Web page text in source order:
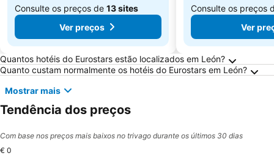
Consulte os preços de 13 sites
Ver preços
Consulte os preços
Ver
Perguntas Frequentes sobre León
Quantos hotéis do Eurostars estão localizados em León?
Quanto custam normalmente os hotéis do Eurostars em León?
Mostrar mais
Tendência dos preços
Com base nos preços mais baixos no trivago durante os últimos 30 dias
€ 0